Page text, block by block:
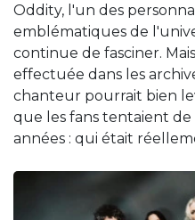
Oddity, l'un des
emblématiques de
continue de fasciner.
effectuée dans les
chanteur pourrait bien
que les fans tentaient
années : qui était